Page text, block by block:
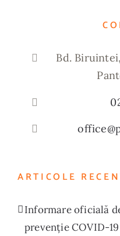
Bd.
ARTICOLE
Informare oficială
prevenție COVID-19